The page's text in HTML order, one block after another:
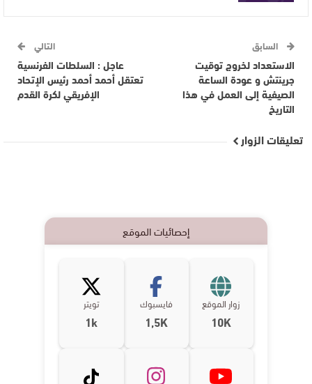
السابق
الاستعداد لخروج توقيت
جرينتش و عودة الساعة
الصيفية إلى العمل في هذا
التاريخ
التالي
عاجل : السلطات الفرنسية
تعتقل أحمد أحمد رئيس الإتحاد
الإفريقي لكرة القدم
تعليقات الزوار
إحصائيات الموقع
زوار الموقع
10K
فايسبوك
1,5K
تويتر
1k